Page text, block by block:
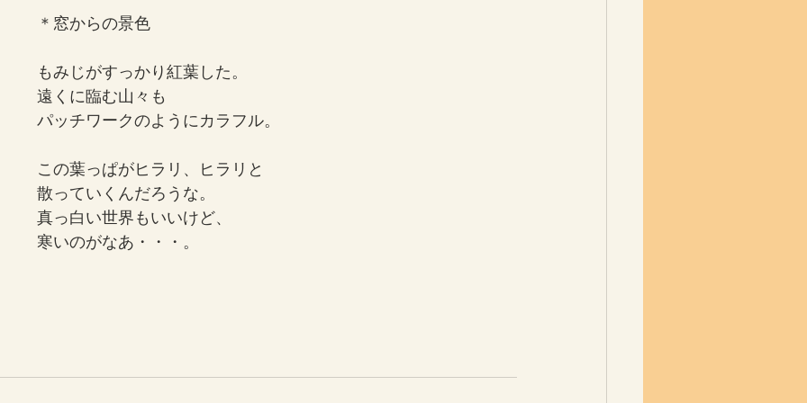
＊窓からの景色
もみじがすっかり紅葉した。
遠くに臨む山々も
パッチワークのようにカラフル。
この葉っぱがヒラリ、ヒラリと
散っていくんだろうな。
真っ白い世界もいいけど、
寒いのがなあ・・・。